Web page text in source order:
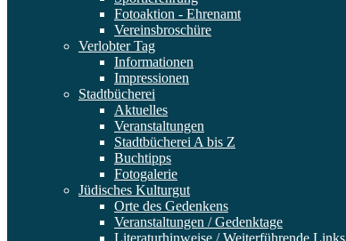
Fotoaktion - Ehrenamt
Vereinsbroschüre
Verlobter Tag
Informationen
Impressionen
Stadtbücherei
Aktuelles
Veranstaltungen
Stadtbücherei A bis Z
Buchtipps
Fotogalerie
Jüdisches Kulturgut
Orte des Gedenkens
Veranstaltungen / Gedenktage
Literaturhinweise / Weiterführende Links